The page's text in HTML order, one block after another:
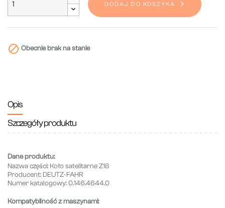
DODAJ DO KOSZYKA
 Obecnie brak na stanie
Opis
Szczegóły produktu
Dane produktu:
Nazwa części: Koło satelitarne Z18
Producent: DEUTZ-FAHR
Numer katalogowy:0.146.4644.0
Kompatybilność z maszynami: